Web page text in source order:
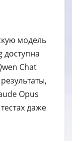
модель
Chat
Opus
даже